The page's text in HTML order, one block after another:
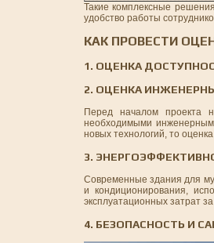
Такие комплексные
удобство работы
КАК ПРОВЕСТИ
1. ОЦЕНКА
2. ОЦЕНКА
Перед началом проекта
необходимыми
новых технологий, то
3.
Современные здания для
и кондиционирования,
эксплуатационных затрат
4. БЕЗОПАСНОСТЬ И